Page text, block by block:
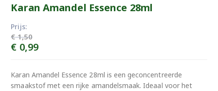
Karan Amandel Essence 28ml
Prijs:
€1,50
Oorspronkelijke
€ 1,50.
€ 0,99Huidige
€ 0,99.
Karan Amandel Essence 28ml is een geconcentreerde
smaakstof met een rijke amandelsmaak. Ideaal voor het